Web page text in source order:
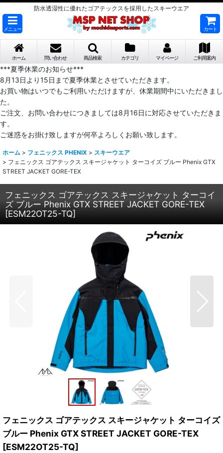
防水透湿性に優れたゴアテックスを採用したスキーウエア
メニュー カート
ホーム 問い合わせ 商品検索 カテゴリ マイページ ご利用案内
***夏季休業のお知らせ***
8月13日より15日まで夏季休業とさせていただきます。
お買い物はいつでもご利用いただけますが、休業期間中にいただきまし
た。
ご注文、お問い合わせにつきましては8月16日に対応させていただきま
す。
ご迷惑をお掛け致しますが何卒よろしくお願い致します。
ホーム > フェニックス PHENIX > スキーウエア
> フェニックス ゴアテックス スキージャケット ターコイズ ブルー Phenix GTX
STREET JACKET GORE-TEX
フェニックス ゴアテックス スキージャケット ターコイ
ズ ブルー Phenix GTX STREET JACKET GORE-TEX
[ESM22OT25-TQ]
フェニックス ゴアテックス スキージャケット ターコイズ
ブルー Phenix GTX STREET JACKET GORE-TEX
[ESM22OT25-TQ]